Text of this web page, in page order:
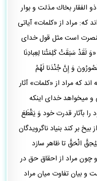
بخاك مذلت و بوار
كه: مراد از «كلمات» آياتى
است مثل قول خداى
كه فرموده: «1» «وَ لَقَدْ سَبَقَتْ كَلِمَتُنا لِعِبادِنَا
وَ إِنَّ جُنْدَنا لَهُمُ
كه مراد از «كلمات» آثار
ميخواهد خداى اينكه
را بآثار قدرت خود وَ يَقْطَعَ
بيخ بر كند بنياد ناگرويدگان
الْحَقَّ تا ظاهر سازد
چون مراد از احقاق حق در
و بيان تفاوت ميان مراد